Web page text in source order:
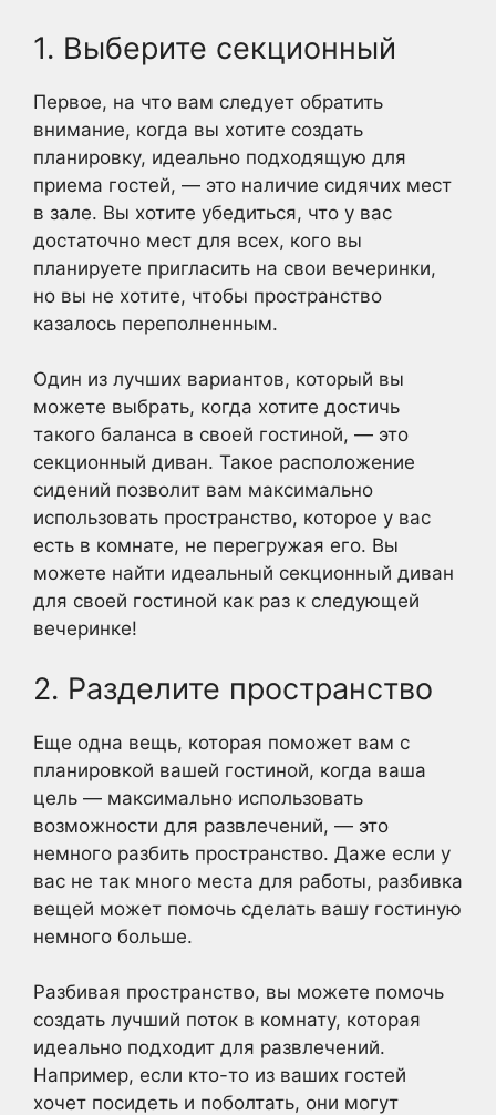
1. Выберите секционный
Первое, на что вам следует обратить
внимание, когда вы хотите создать
планировку, идеально подходящую для
приема гостей, — это наличие сидячих мест
в зале. Вы хотите убедиться, что у вас
достаточно мест для всех, кого вы
планируете пригласить на свои вечеринки,
но вы не хотите, чтобы пространство
казалось переполненным.
Один из лучших вариантов, который вы
можете выбрать, когда хотите достичь
такого баланса в своей гостиной, — это
секционный диван. Такое расположение
сидений позволит вам максимально
использовать пространство, которое у вас
есть в комнате, не перегружая его. Вы
можете найти идеальный секционный диван
для своей гостиной как раз к следующей
вечеринке!
2. Разделите пространство
Еще одна вещь, которая поможет вам с
планировкой вашей гостиной, когда ваша
цель — максимально использовать
возможности для развлечений, — это
немного разбить пространство. Даже если у
вас не так много места для работы, разбивка
вещей может помочь сделать вашу гостиную
немного больше.
Разбивая пространство, вы можете помочь
создать лучший поток в комнату, которая
идеально подходит для развлечений.
Например, если кто-то из ваших гостей
хочет посидеть и поболтать, они могут